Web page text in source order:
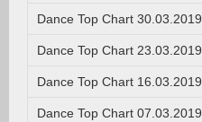
Dance Top Chart 30.03.2019.
Dance Top Chart 23.03.2019.
Dance Top Chart 16.03.2019.
Dance Top Chart 07.03.2019.